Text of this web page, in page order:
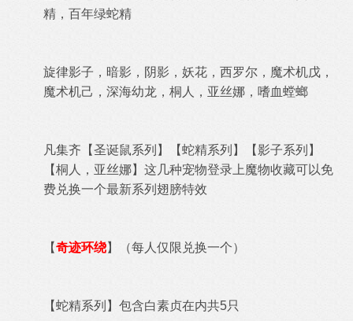
精 ，百年绿蛇精
旋律影子，暗影，阴影，妖花，西罗尔，魔术机戊，
魔术机己，深海幼龙，桐人，亚丝娜，嗜血螳螂
凡集齐【圣诞鼠系列】【蛇精系列 】【影子系列 】
【桐人，亚丝娜】这几种宠物登录上魔物收藏可以免
费兑换一个最新系列翅膀特效
【奇迹环绕】（每人仅限兑换一个）
【蛇精系列 】包含白素贞在内共5只